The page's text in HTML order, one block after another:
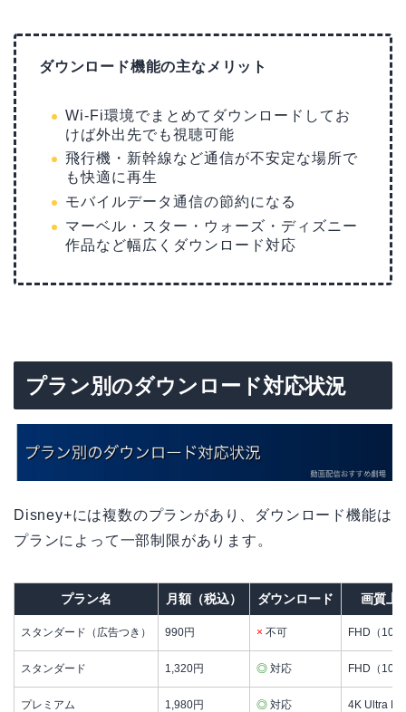
ダウンロード機能の主なメリット
Wi-Fi環境でまとめてダウンロードしてお
けば外出先でも視聴可能
飛行機・新幹線など通信が不安定な場所で
も快適に再生
モバイルデータ通信の節約になる
マーベル・スター・ウォーズ・ディズニー
作品など幅広くダウンロード対応
プラン別のダウンロード対応状況
Disney+には複数のプランがあり、ダウンロード機能は
プランによって一部制限があります。
プラン名 月額（税込） ダウンロード 画質上
スタンダード（広告つき） 990円 × 不可 FHD（
スタンダード 1,320円 ◎ 対応 FHD（
プレミアム 1,980円 ◎ 対応 4K Ultra HD